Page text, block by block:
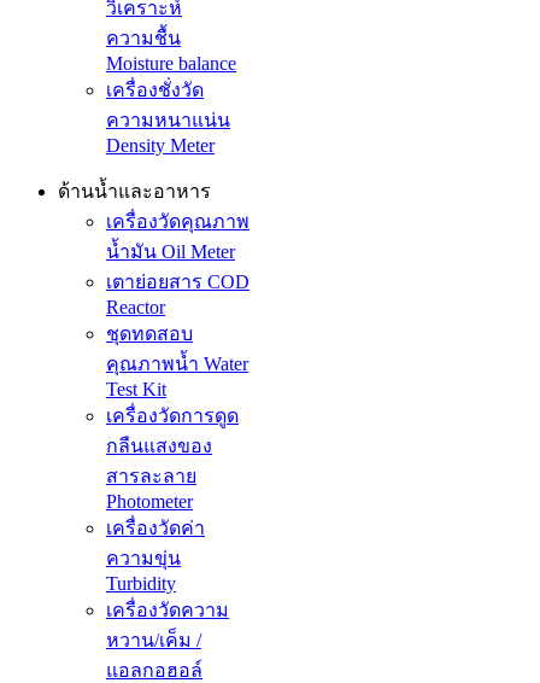
วิเคราะห์
ความชื้น
Moisture balance
เครื่องชั่งวัด
ความหนาแน่น
Density Meter
ด้านน้ำและอาหาร
เครื่องวัดคุณภาพ
น้ำมัน Oil Meter
เตาย่อยสาร COD
Reactor
ชุดทดสอบ
คุณภาพน้ำ Water
Test Kit
เครื่องวัดการดูด
กลืนแสงของ
สารละลาย
Photometer
เครื่องวัดค่า
ความขุ่น
Turbidity
เครื่องวัดความ
หวาน/เค็ม /
แอลกอฮอล์